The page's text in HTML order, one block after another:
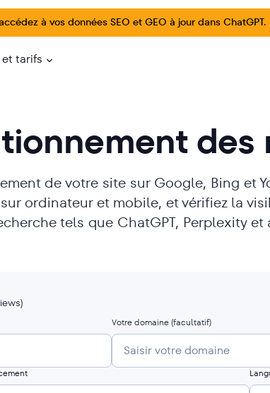
à vos données SEO et GEO à jour dans ChatGPT.
tarifs
de votre site sur Google, Bing et
ordinateur et mobile, et vérifiez la
tels que ChatGPT, Perplexity et
Votre domaine(facultatif)